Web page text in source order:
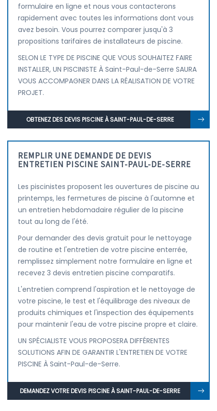
formulaire en ligne et nous vous contacterons
rapidement avec toutes les informations dont vous
avez besoin. Vous pourrez comparer jusqu'à 3
propositions tarifaires de installateurs de piscine.
SELON LE TYPE DE PISCINE QUE VOUS SOUHAITEZ FAIRE
INSTALLER, UN PISCINISTE À Saint-Paul-de-Serre SAURA
VOUS ACCOMPAGNER DANS LA RÉALISATION DE VOTRE
PROJET.
OBTENEZ DES DEVIS PISCINE À SAINT-PAUL-DE-SERRE
REMPLIR UNE DEMANDE DE DEVIS
ENTRETIEN PISCINE SAINT-PAUL-DE-SERRE
Les piscinistes proposent les ouvertures de piscine au
printemps, les fermetures de piscine à l'automne et
un entretien hebdomadaire régulier de la piscine
tout au long de l'été.
Pour demander des devis gratuit pour le nettoyage
de routine et l'entretien de votre piscine enterrée,
remplissez simplement notre formulaire en ligne et
recevez 3 devis entretien piscine comparatifs.
L'entretien comprend l'aspiration et le nettoyage de
votre piscine, le test et l'équilibrage des niveaux de
produits chimiques et l'inspection des équipements
pour maintenir l'eau de votre piscine propre et claire.
UN SPÉCIALISTE VOUS PROPOSERA DIFFÉRENTES
SOLUTIONS AFIN DE GARANTIR L'ENTRETIEN DE VOTRE
PISCINE À Saint-Paul-de-Serre.
DEMANDEZ VOTRE DEVIS PISCINE À SAINT-PAUL-DE-SERRE